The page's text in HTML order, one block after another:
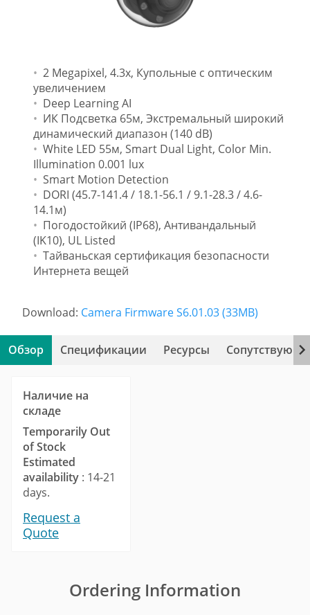
2 Megapixel, 4.3x, Купольные с оптическим
увеличением
Deep Learning AI
ИК Подсветка 65м, Экстремальный широкий
динамический диапазон (140 dB)
White LED 55м, Smart Dual Light, Color Min.
Illumination 0.001 lux
Smart Motion Detection
DORI (45.7-141.4 / 18.1-56.1 / 9.1-28.3 / 4.6-
14.1м)
Погодостойкий (IP68), Антивандальный
(IK10), UL Listed
Тайваньская сертификация безопасности
Интернета вещей
Download: Camera Firmware S6.01.03 (33MB)
Обзор Спецификации Ресурсы
Наличие на
складе
Temporarily Out
of Stock
Estimated
availability : 14-21
days.
Request a
Quote
Ordering Information